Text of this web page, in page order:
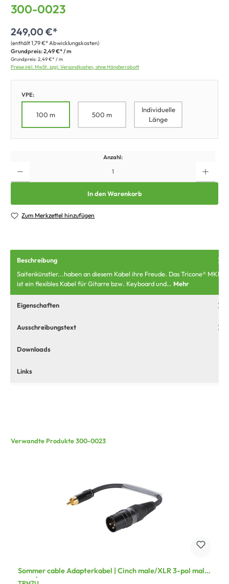
300-0023
249,00 €*
(enthält 1,79 €* Abwicklungskosten)
Grundpreis:2,49 €* / m
Grundpreis: 2,49 €* / m
Preise inkl. MwSt. zzgl. Versandkosten, ohne Händlerrabatt
VPE:
100 m 500 m
Individuelle
Länge
Anzahl:
In den Warenkorb
Zum Merkzettel hinzufügen
Beschreibung
Saitenkünstler...haben an diesem Kabel ihre Freude. Das Tricone® MKII
ist ein flexibles Kabel für Gitarre bzw. Keyboard und… Mehr
Eigenschaften
Ausschreibungstext
Downloads
Links
Verwandte Produkte 300-0023
Sommer cable Adapterkabel | Cinch male/XLR 3-pol male
gerade